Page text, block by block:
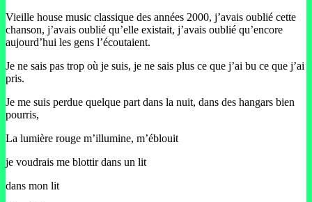
Vieille house music classique des années 2000, j’avais oublié cette
chanson, j’avais oublié qu’elle existait, j’avais oublié qu’encore
aujourd’hui les gens l’écoutaient.
Je ne sais pas trop où je suis, je ne sais plus ce que j’ai bu ce que j’ai
pris.
Je me suis perdue quelque part dans la nuit, dans des hangars bien
pourris,
La lumière rouge m’illumine, m’éblouit
je voudrais me blottir dans un lit
dans mon lit